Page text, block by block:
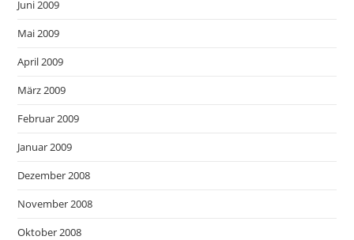
Juni 2009
Mai 2009
April 2009
März 2009
Februar 2009
Januar 2009
Dezember 2008
November 2008
Oktober 2008